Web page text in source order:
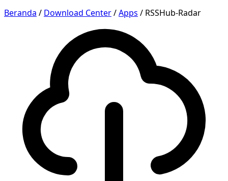
Beranda / Download Center/Apps / RSSHub-Radar